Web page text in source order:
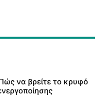
να βρείτε το κρυφό